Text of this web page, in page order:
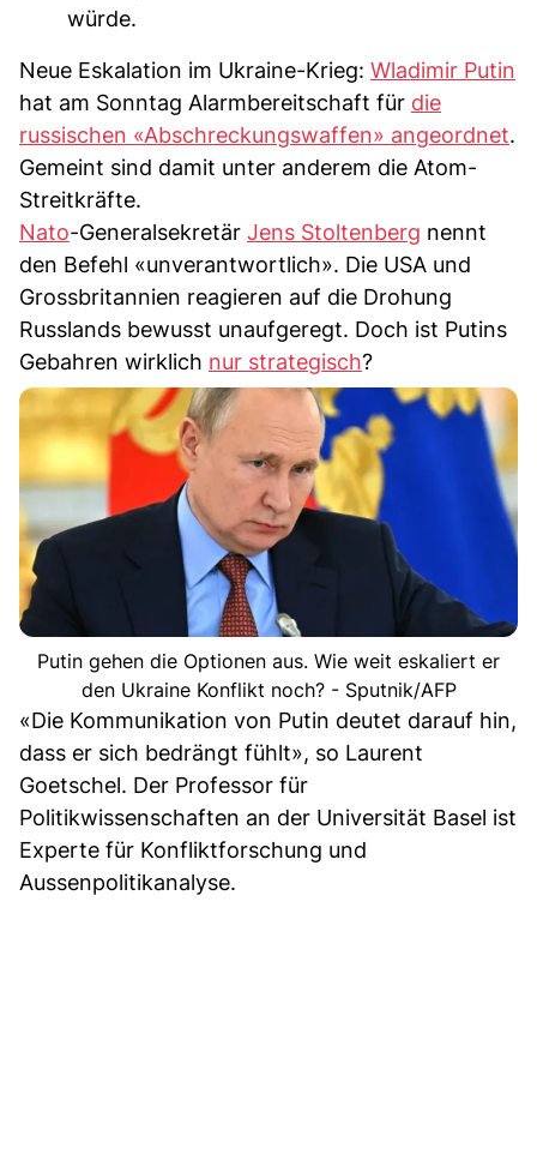
würde.
Neue Eskalation im Ukraine-Krieg: Wladimir Putin
hat am Sonntag Alarmbereitschaft für die
russischen «Abschreckungswaffen» angeordnet.
Gemeint sind damit unter anderem die Atom-
Streitkräfte.
Nato-Generalsekretär Jens Stoltenberg nennt
den Befehl «unverantwortlich». Die USA und
Grossbritannien reagieren auf die Drohung
Russlands bewusst unaufgeregt. Doch ist Putins
Gebahren wirklich nur strategisch?
Putin gehen die Optionen aus. Wie weit eskaliert er
den Ukraine Konflikt noch? - Sputnik/AFP
«Die Kommunikation von Putin deutet darauf hin,
dass er sich bedrängt fühlt», so Laurent
Goetschel. Der Professor für
Politikwissenschaften an der Universität Basel ist
Experte für Konfliktforschung und
Aussenpolitikanalyse.